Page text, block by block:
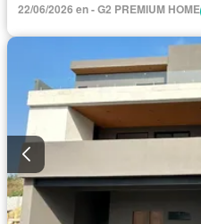
22/06/2026 en - G2 PREMIUM HOME